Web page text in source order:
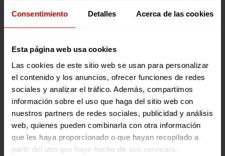
Consentimiento Detalles Acerca de las cookies
Esta página web usa cookies
Las cookies de este sitio web se usan para personalizar
el contenido y los anuncios, ofrecer funciones de redes
sociales y analizar el tráfico. Además, compartimos
información sobre el uso que haga del sitio web con
nuestros partners de redes sociales, publicidad y análisis
web, quienes pueden combinarla con otra información
que les haya proporcionado o que hayan recopilado a
partir del uso que haya hecho de sus servicios.
a un 40% para el resto de donativos
Ejemplo donando 25€/mes (300€/año)
Te desgravas 220,00€
El 80% de los primeros 250€
El 40% de los siguientes 50€